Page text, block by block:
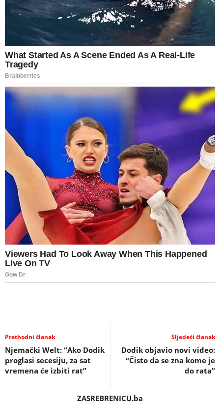
Prethodni članak
Njemački Welt: “Ako Dodik
proglasi secesiju, za sat
vremena će izbiti rat”
Sljedeći članak
Dodik objavio novi video:
“Čisto da se zna kome je
do rata”
ZASREBRENICU.ba